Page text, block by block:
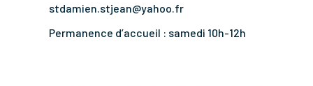
stdamien.stjean@yahoo.fr
Permanence d’accueil : samedi 10h-12h